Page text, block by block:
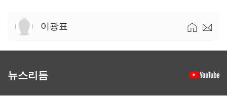
이광표
뉴스리듬